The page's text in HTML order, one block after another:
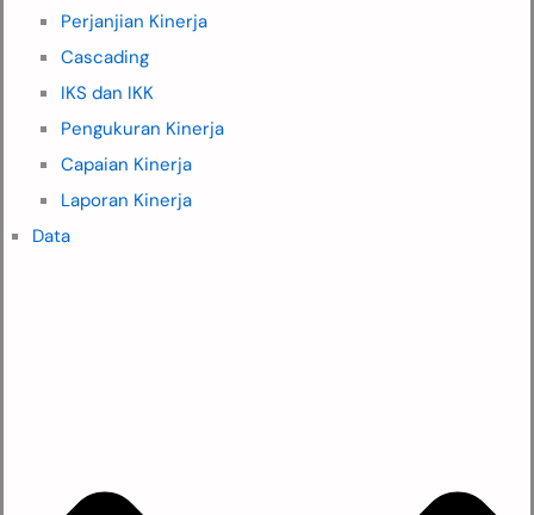
Perjanjian Kinerja
Cascading
IKS dan IKK
Pengukuran Kinerja
Capaian Kinerja
Laporan Kinerja
Data